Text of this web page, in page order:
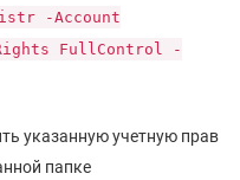
-Account
FullControl -
указанную учетную прав
папке